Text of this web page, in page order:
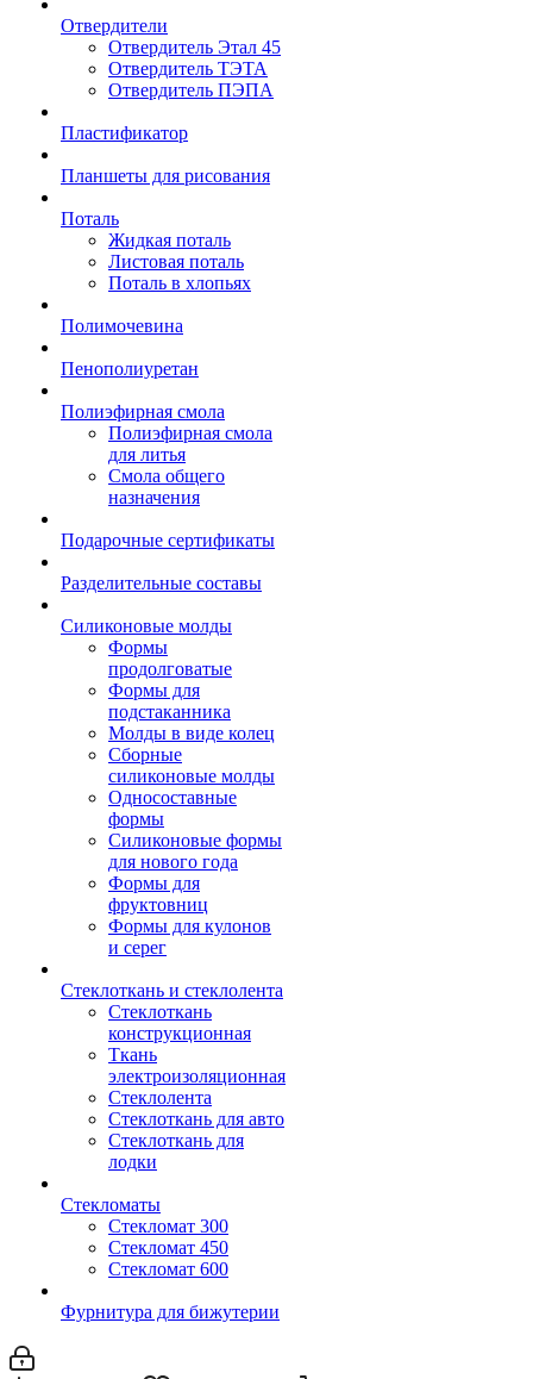
Отвердители
Отвердитель Этал 45
Отвердитель ТЭТА
Отвердитель ПЭПА
Пластификатор
Планшеты для рисования
Поталь
Жидкая поталь
Листовая поталь
Поталь в хлопьях
Полимочевина
Пенополиуретан
Полиэфирная смола
Полиэфирная смола
для литья
Смола общего
назначения
Подарочные сертификаты
Разделительные составы
Силиконовые молды
Формы
продолговатые
Формы для
подстаканника
Молды в виде колец
Сборные
силиконовые молды
Односоставные
формы
Силиконовые формы
для нового года
Формы для
фруктовниц
Формы для кулонов
и серег
Стеклоткань и стеклолента
Стеклоткань
конструкционная
Ткань
электроизоляционная
Стеклолента
Стеклоткань для авто
Стеклоткань для
лодки
Стекломаты
Стекломат 300
Стекломат 450
Стекломат 600
Фурнитура для бижутерии